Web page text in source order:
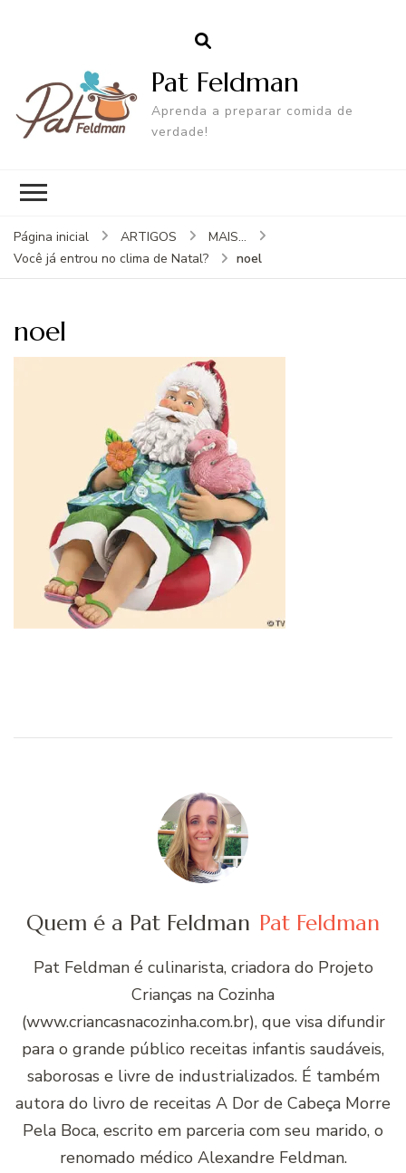
Pat Feldman
Aprenda a preparar comida de
verdade!
Página inicial ARTIGOS
MAIS...
Você já entrou no clima de Natal?
noel
noel
Quem é a Pat Feldman Pat Feldman
Pat Feldman é culinarista, criadora do Projeto
Crianças na Cozinha
(www.criancasnacozinha.com.br), que visa difundir
para o grande público receitas infantis saudáveis,
saborosas e livre de industrializados. É também
autora do livro de receitas A Dor de Cabeça Morre
Pela Boca, escrito em parceria com seu marido, o
renomado médico Alexandre Feldman.